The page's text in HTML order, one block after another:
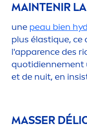
MAINTENIR
une peau bien
plus élastique,
l'apparence des
quotidiennement
et de nuit, en
MASSER